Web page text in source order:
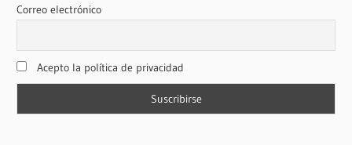
Correo electrónico
Acepto la política de privacidad